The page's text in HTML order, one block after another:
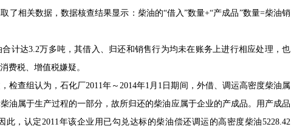
相关数据，数据核查结果显示：柴油的“借入”数量+“产成品”数量=柴油销
计达3.2万多吨，其借入、归还和销售行为均未在账务上进行相应处理，也
费税、增值税嫌疑。
查组认为，石化厂2011年～2014年1月1日期间，外借、调运高密度柴油属
油属于生产过程的一部分，故所归还的柴油应属于企业的产成品。用产成品
，认定2011年该企业用已勾兑达标的柴油偿还调运的高密度柴油5228.42